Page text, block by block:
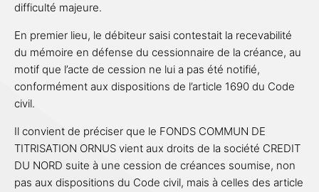
difficulté majeure.
En premier lieu, le débiteur saisi contestait la recevabilité
du mémoire en défense du cessionnaire de la créance, au
motif que l’acte de cession ne lui a pas été notifié,
conformément aux dispositions de l’article 1690 du Code
civil.
Il convient de préciser que le FONDS COMMUN DE
TITRISATION ORNUS vient aux droits de la société CREDIT
DU NORD suite à une cession de créances soumise, non
pas aux dispositions du Code civil, mais à celles des article